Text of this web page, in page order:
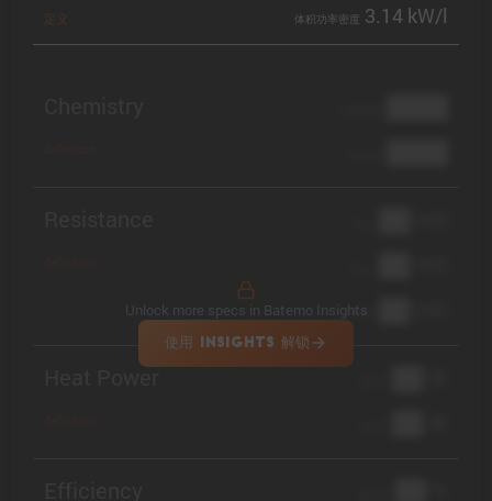
定义 体积功率密度 3.14 kW/l
DCIR
Heat Power
Unlock more specs in Batemo Insights
使用 INSIGHTS 解锁